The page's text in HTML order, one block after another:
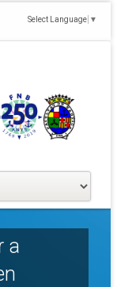
Select Language ▼
a